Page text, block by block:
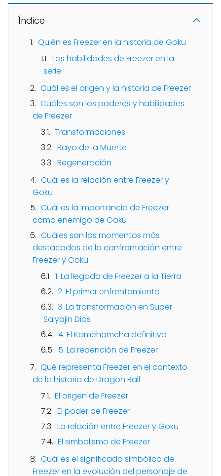
Índice
Quién es Freezer en la historia de Goku
Las habilidades de Freezer en la
serie
Cuál es el origen y la historia de Freezer
Cuáles son los poderes y habilidades
de Freezer
Transformaciones
Rayo de la Muerte
Regeneración
Cuál es la relación entre Freezer y
Goku
Cuál es la importancia de Freezer
como enemigo de Goku
Cuáles son los momentos más
destacados de la confrontación entre
Freezer y Goku
1. La llegada de Freezer a la Tierra
2. El primer enfrentamiento
3. La transformación en Super
Saiyajin Dios
4. El Kamehameha definitivo
5. La redención de Freezer
Qué representa Freezer en el contexto
de la historia de Dragon Ball
El origen de Freezer
El poder de Freezer
La relación entre Freezer y Goku
El simbolismo de Freezer
Cuál es el significado simbólico de
Freezer en la evolución del personaje de